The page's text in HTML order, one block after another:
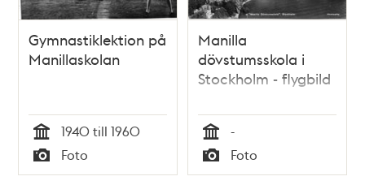
Gymnastiklektion på
Manillaskolan
Tid
1940 till 1960
Typ
Foto
Manilla
dövstumsskola i
Stockholm - flygbild
Tid
-
Typ
Foto